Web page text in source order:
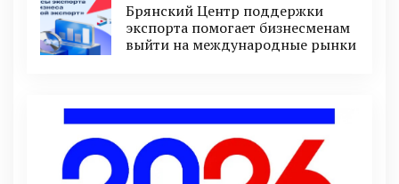
Брянский Центр поддержки
экспорта помогает бизнесменам
выйти на международные рынки